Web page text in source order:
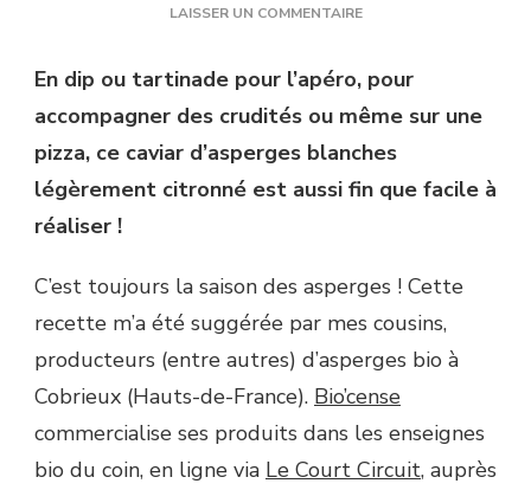
LAISSER UN COMMENTAIRESUR
BLANCHES
En dip ou tartinade pour l’apéro, pour
accompagner des crudités ou même sur une
pizza, ce caviar d’asperges blanches
légèrement citronné est aussi fin que facile à
réaliser !
C’est toujours la saison des asperges ! Cette
recette m’a été suggérée par mes cousins,
producteurs (entre autres) d’asperges bio à
Cobrieux (Hauts-de-France). Bio’cense
commercialise ses produits dans les enseignes
bio du coin, en ligne via Le Court Circuit, auprès